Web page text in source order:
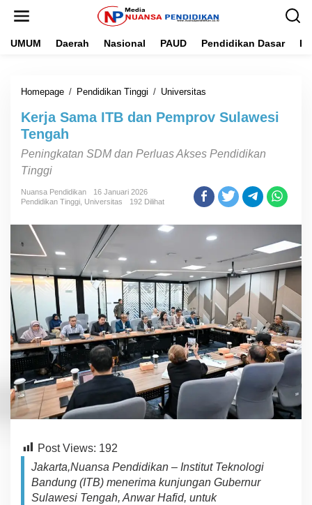
UMUM Daerah Nasional PAUD Pendidikan Dasar
Homepage / Pendidikan Tinggi / Universitas
r
S
a
I
d
P
e
m
p
r
o
v
S
u
w
T
e
n
Kerja Sama ITB dan Pemprov Sulawesi
Tengah
Peningkatan SDM dan Perluas Akses Pendidikan
Tinggi
Nuansa Pendidikan
16 Januari 2026
Pendidikan Tinggi Universitas 192 Dilihat
Post Views: 192
Jakarta,Nuansa Pendidikan – Institut Teknologi
Bandung (ITB) menerima kunjungan Gubernur
Sulawesi Tengah, Anwar Hafid, untuk